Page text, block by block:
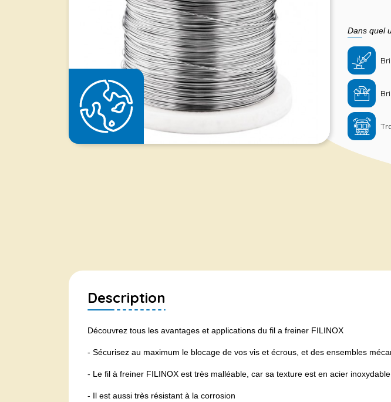
Dans quel
Description
Découvrez tous les avantages et applications du fil a freiner FILINOX
- Sécurisez au maximum le blocage de vos vis et écrous, et des ensembles
- Le fil à freiner FILINOX est très malléable, car sa texture est en acier
- Il est aussi très résistant à la corrosion